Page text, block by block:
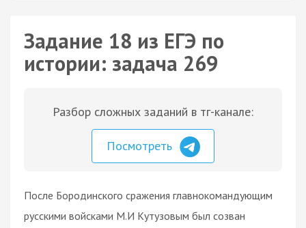
Задание 18 из ЕГЭ по
истории: задача 269
Разбор сложных заданий в тг-канале:
Посмотреть
После Бородинского сражения главнокомандующим
русскими войсками М.И Кутузовым был созван